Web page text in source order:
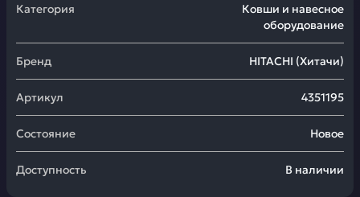
Категория
Ковши и навесное
оборудование
Бренд HITACHI (Хитачи)
Артикул 4351195
Состояние Новое
Доступность В наличии